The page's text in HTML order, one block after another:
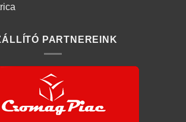
PARTNEREINK